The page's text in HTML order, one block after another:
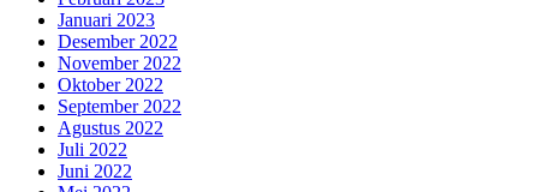
Januari 2023
Desember 2022
November 2022
Oktober 2022
September 2022
Agustus 2022
Juli 2022
Juni 2022